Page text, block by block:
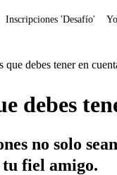
Inscripciones 'Desafío'
que debes tener en
debes
no solo
fiel amigo.